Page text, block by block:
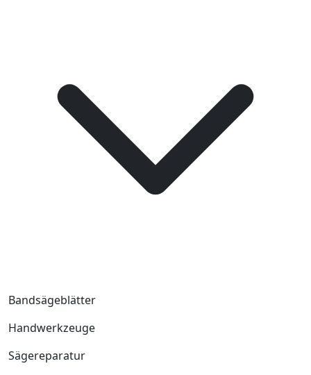
Bandsägeblätter
Handwerkzeuge
Sägereparatur